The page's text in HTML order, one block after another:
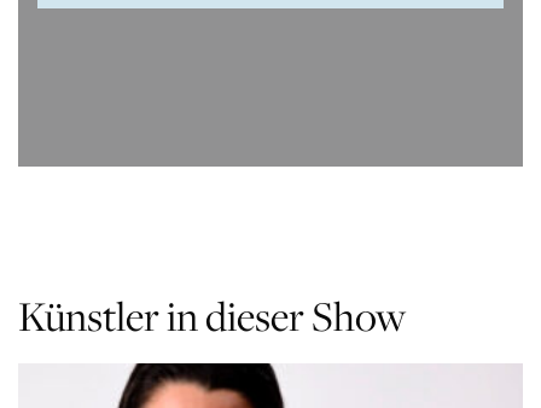
Künstler in dieser Show